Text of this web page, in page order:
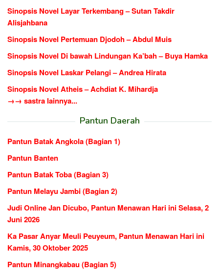
Sinopsis Novel Layar Terkembang – Sutan Takdir
Alisjahbana
Sinopsis Novel Pertemuan Djodoh – Abdul Muis
Sinopsis Novel Di bawah Lindungan Ka’bah – Buya Hamka
Sinopsis Novel Laskar Pelangi – Andrea Hirata
Sinopsis Novel Atheis – Achdiat K. Mihardja
→→ sastra lainnya...
Pantun Daerah
Pantun Batak Angkola (Bagian 1)
Pantun Banten
Pantun Batak Toba (Bagian 3)
Pantun Melayu Jambi (Bagian 2)
Judi Online Jan Dicubo, Pantun Menawan Hari ini Selasa, 2
Juni 2026
Ka Pasar Anyar Meuli Peuyeum, Pantun Menawan Hari ini
Kamis, 30 Oktober 2025
Pantun Minangkabau (Bagian 5)